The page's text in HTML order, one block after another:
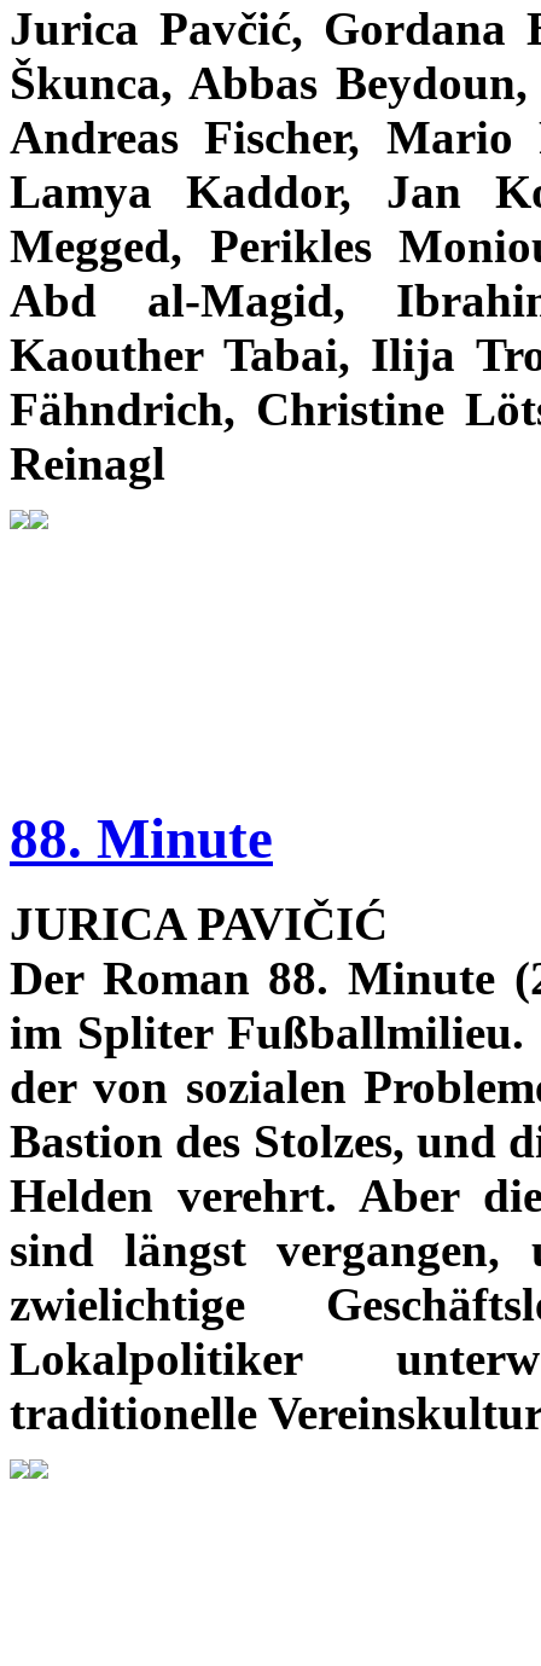
Jurica Pavčić, Gordana
Škunca, Abbas
Andreas Fischer,
Lamya Kaddor, Jan
Megged, Perikles
Abd al-Magid,
Kaouther Tabai, Ilija
Fähndrich, Christine
Reinagl
88. Minute
JURICA PAVIČIĆ
Der Roman 88. Minute
im Spliter Fußballmilieu.
der von sozialen
Bastion des Stolzes, und
Helden verehrt. Aber
sind längst vergangen,
zwielichtige
Lokalpolitiker
traditionelle